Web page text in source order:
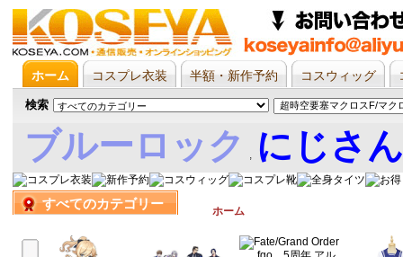
ホーム コスプレ衣装 半額・新作予約 コスウィッグ
検索
ブルーロック , にじさ
娘すべてのカテゴリー ホーム